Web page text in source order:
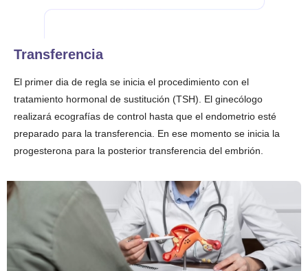
Transferencia
El primer dia de regla se inicia el procedimiento con el
tratamiento hormonal de sustitución (TSH). El ginecólogo
realizará ecografías de control hasta que el endometrio esté
preparado para la transferencia. En ese momento se inicia la
progesterona para la posterior transferencia del embrión.